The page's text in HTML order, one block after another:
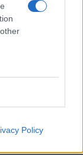
Policy
18 Prot
egyik legjobb
UI 9 lehet az